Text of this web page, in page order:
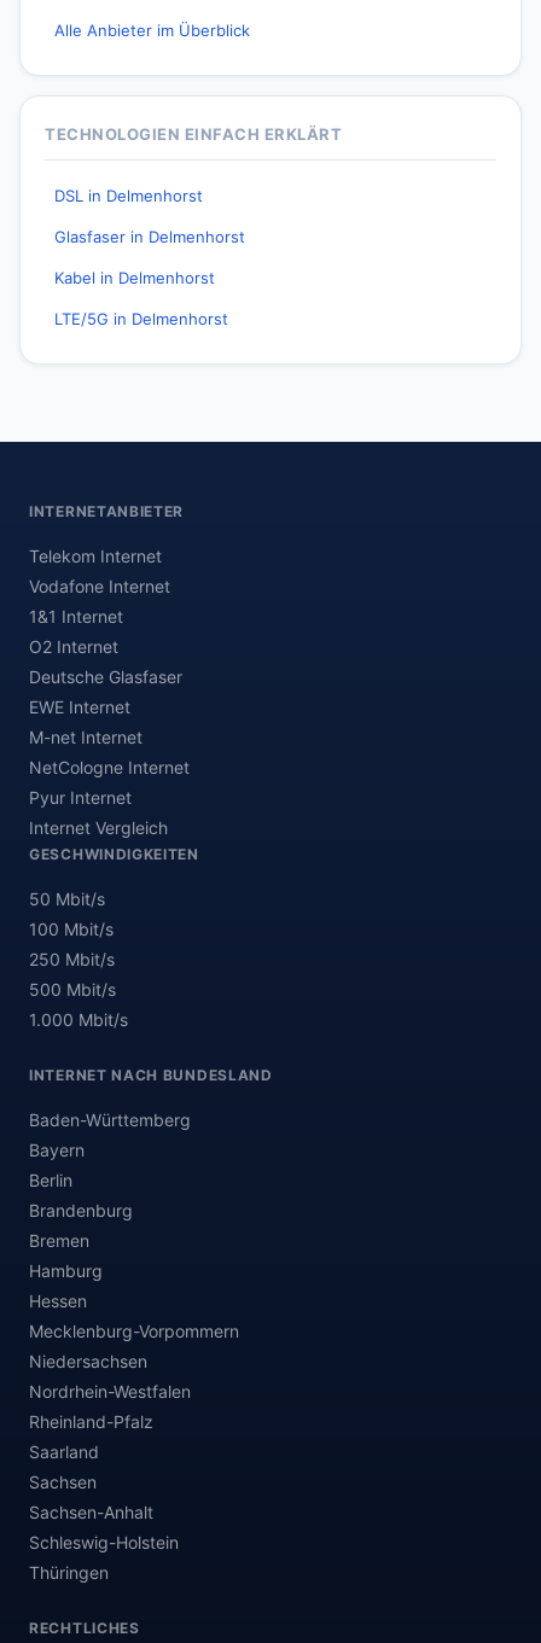
Alle Anbieter im Überblick
TECHNOLOGIEN EINFACH ERKLÄRT
DSL in Delmenhorst
Glasfaser in Delmenhorst
Kabel in Delmenhorst
LTE/5G in Delmenhorst
INTERNETANBIETER
Telekom Internet
Vodafone Internet
1&1 Internet
O2 Internet
Deutsche Glasfaser
EWE Internet
M-net Internet
NetCologne Internet
Pyur Internet
Internet Vergleich
GESCHWINDIGKEITEN
50 Mbit/s
100 Mbit/s
250 Mbit/s
500 Mbit/s
1.000 Mbit/s
INTERNET NACH BUNDESLAND
Baden-Württemberg
Bayern
Berlin
Brandenburg
Bremen
Hamburg
Hessen
Mecklenburg-Vorpommern
Niedersachsen
Nordrhein-Westfalen
Rheinland-Pfalz
Saarland
Sachsen
Sachsen-Anhalt
Schleswig-Holstein
Thüringen
RECHTLICHES